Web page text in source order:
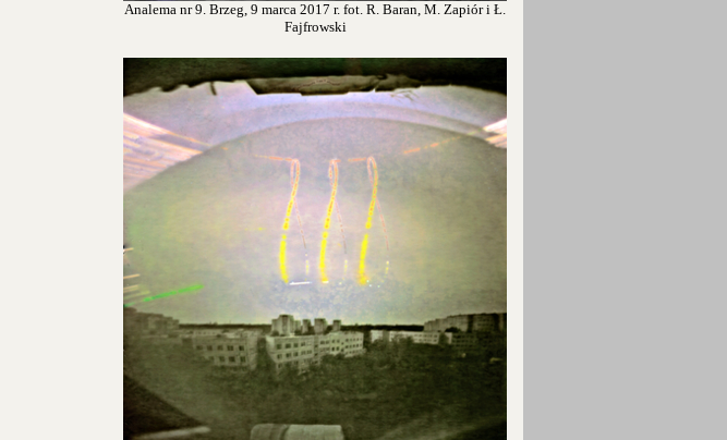
Analema nr 9. Brzeg, 9 marca 2017 r. fot. R. Baran, M. Zapiór i Ł.
Fajfrowski